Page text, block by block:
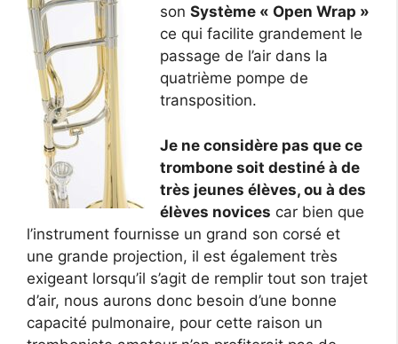
son Système « Open Wrap »
ce qui facilite grandement le
passage de l’air dans la
quatrième pompe de
transposition.
Je ne considère pas que ce
trombone soit destiné à de
très jeunes élèves, ou à des
élèves novices car bien que
l’instrument fournisse un grand son corsé et
une grande projection, il est également très
exigeant lorsqu’il s’agit de remplir tout son trajet
d’air, nous aurons donc besoin d’une bonne
capacité pulmonaire, pour cette raison un